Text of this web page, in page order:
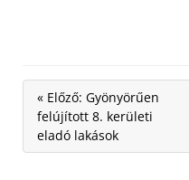
« Előző: Gyönyörűen
felújított 8. kerületi
eladó lakások